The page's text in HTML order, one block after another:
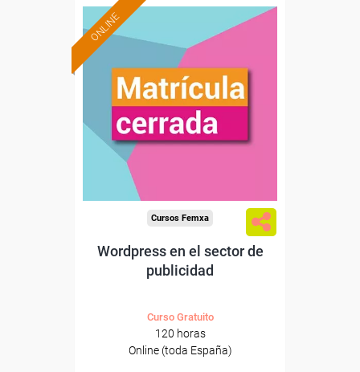
ONLINE
Cursos Femxa
Wordpress en el sector de
publicidad
Curso Gratuito
120 horas
Online (toda España)